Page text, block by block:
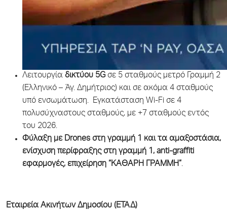
Λειτουργία δικτύου 5G σε 5 σταθμούς μετρό Γραμμή 2
(Ελληνικό – Άγ. Δημήτριος) και σε ακόμα 4 σταθμούς
υπό ενσωμάτωση. Εγκατάσταση Wi-Fi σε 4
πολυσύχναστους σταθμούς, με +7 σταθμούς εντός
του 2026.
Φύλαξη με Drones στη γραμμή 1 και τα αμαξοστάσια,
ενίσχυση περίφραξης στη γραμμή 1, anti-graffiti
εφαρμογές, επιχείρηση “ΚΑΘΑΡΗ ΓΡΑΜΜΗ” .
Εταιρεία Ακινήτων Δημοσίου (ΕΤΑΔ)